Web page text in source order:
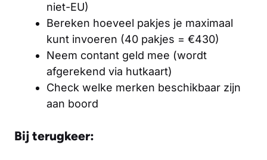
niet-EU)
Bereken hoeveel pakjes je maximaal
kunt invoeren (40 pakjes = €430)
Neem contant geld mee (wordt
afgerekend via hutkaart)
Check welke merken beschikbaar zijn
aan boord
Bij terugkeer: